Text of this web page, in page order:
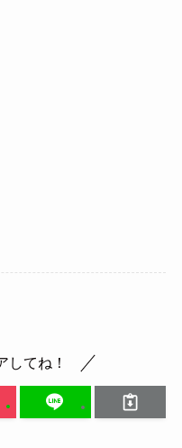
してね！